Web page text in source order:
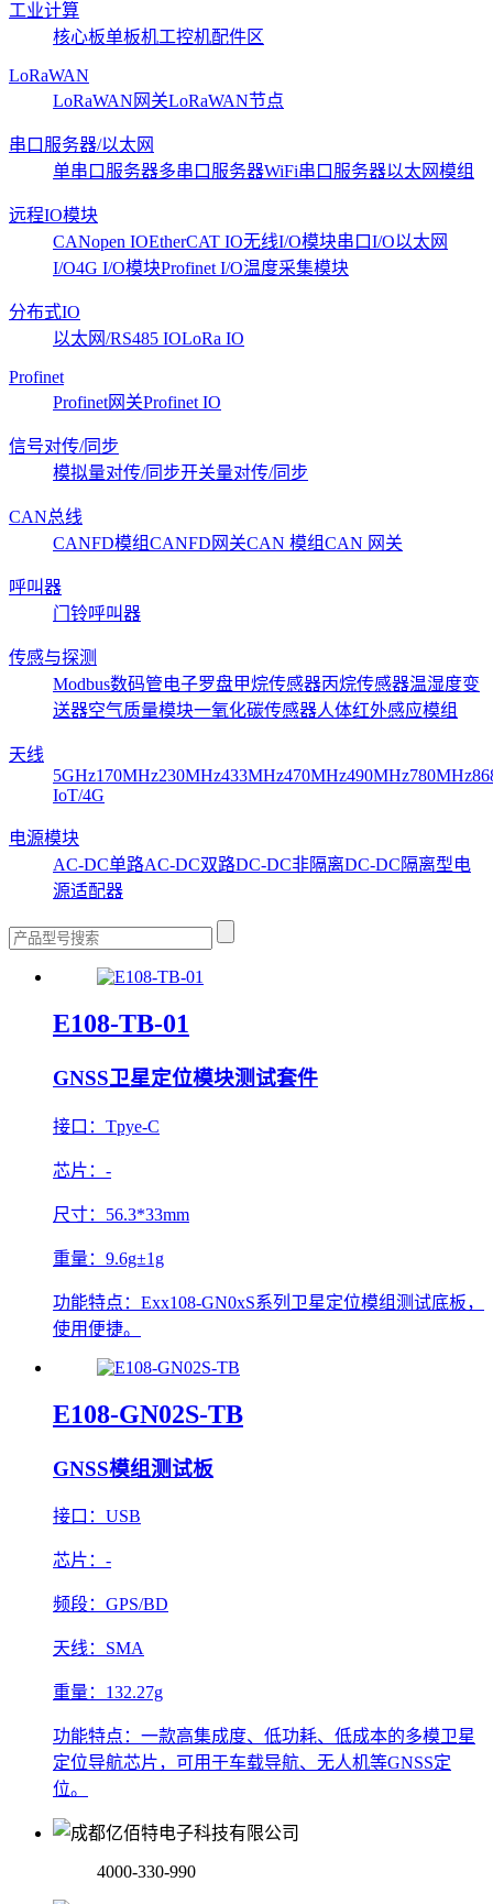
工业计算
核心板单板机工控机配件区
LoRaWAN
LoRaWAN网关LoRaWAN节点
串口服务器/以太网
单串口服务器多串口服务器WiFi串口服务器以太网模组
远程IO模块
CANopen IOEtherCAT IO无线I/O模块串口I/O以太网
I/O4G I/O模块Profinet I/O温度采集模块
分布式IO
以太网/RS485 IOLoRa IO
Profinet
Profinet网关Profinet IO
信号对传/同步
模拟量对传/同步开关量对传/同步
CAN总线
CANFD模组CANFD网关CAN 模组CAN 网关
呼叫器
门铃呼叫器
传感与探测
Modbus数码管电子罗盘甲烷传感器丙烷传感器温湿度变
送器空气质量模块一氧化碳传感器人体红外感应模组
天线
5GHz170MHz230MHz433MHz470MHz490MHz780MHz
IoT/4G
电源模块
AC-DC单路AC-DC双路DC-DC非隔离DC-DC隔离型电
源适配器
E108-TB-01
GNSS卫星定位模块测试套件
接口： Tpye-C
芯片： -
尺寸： 56.3*33mm
重量： 9.6g±1g
功能特点： Exx108-GN0xS系列卫星定位模组测试底板，
使用便捷。
E108-GN02S-TB
GNSS模组测试板
接口： USB
芯片： -
频段： GPS/BD
天线： SMA
重量： 132.27g
功能特点： 一款高集成度、低功耗、低成本的多模卫星
定位导航芯片，可用于车载导航、无人机等GNSS定
位。
4000-330-990